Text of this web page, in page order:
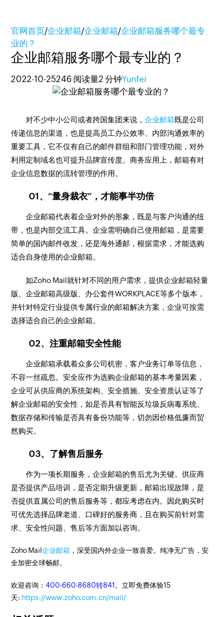
官网首页/企业邮箱/企业邮箱/企业邮箱服务哪个最专
业的？
企业邮箱服务哪个最专业的？
2022-10-25246 阅读量2 分钟Yunfei
对不少中小公司或者跨国集团来说，企业邮箱既是公司
传递信息的渠道，也是提高员工办公效率、内部沟通效率的
重要工具，它不仅有自己的邮件群组和部门管理功能，对外
利用定制域名也可提升品牌宣传度。商务应用上，邮箱有对
企业信息数据的流转管理的作用。
01、“量身裁衣”，才能事半功倍
企业邮箱代表着企业对外的形象，既是与客户沟通的纽
带，也是内部交流工具。企业需明确自己使用邮箱，是需要
简单的国内邮件收发，还是海外通邮，根据需求，才能选购
适合自身使用的企业邮箱。
如Zoho Mail就针对不同的用户需求，提供企业邮箱轻量
版、企业邮箱高级版、办公套件WORKPLACE等多个版本，
并针对特定行业提供专属行业的邮箱解决方案，企业可按需
选择适合自己的企业邮箱。
02、注重邮箱安全性能
企业邮箱承载着众多公司机密，客户业务订单等信息，
不容一丝疏忽。安全应作为选购企业邮箱的基本考量因素，
企业可从供应商的系统架构、安全措施、安全资质认证等了
解企业邮箱的安全性，如是否具有智能反垃圾反病毒系统、
数据存储和传输是否具有备份功能等，切勿因价格低廉而贸
然购买。
03、了解售后服务
作为一项长期服务，企业邮箱的售后尤为关键。供应商
是否提供产品培训，是否定期升级更新，邮箱出现故障，是
否提供直属公司的售后服务等，都应考虑在内。因此购买时
可优先选择品牌老道、口碑好的服务商，且在购买前针对需
求、安全性问题、售后等方面加以咨询。
Zoho Mail企业邮箱 ，深受国内外企业一致喜爱。纯净无广告，安
全加密全球畅邮。
欢迎咨询：400-660-8680转841 。立即免费体验15
天: https://www.zoho.com.cn/mail/